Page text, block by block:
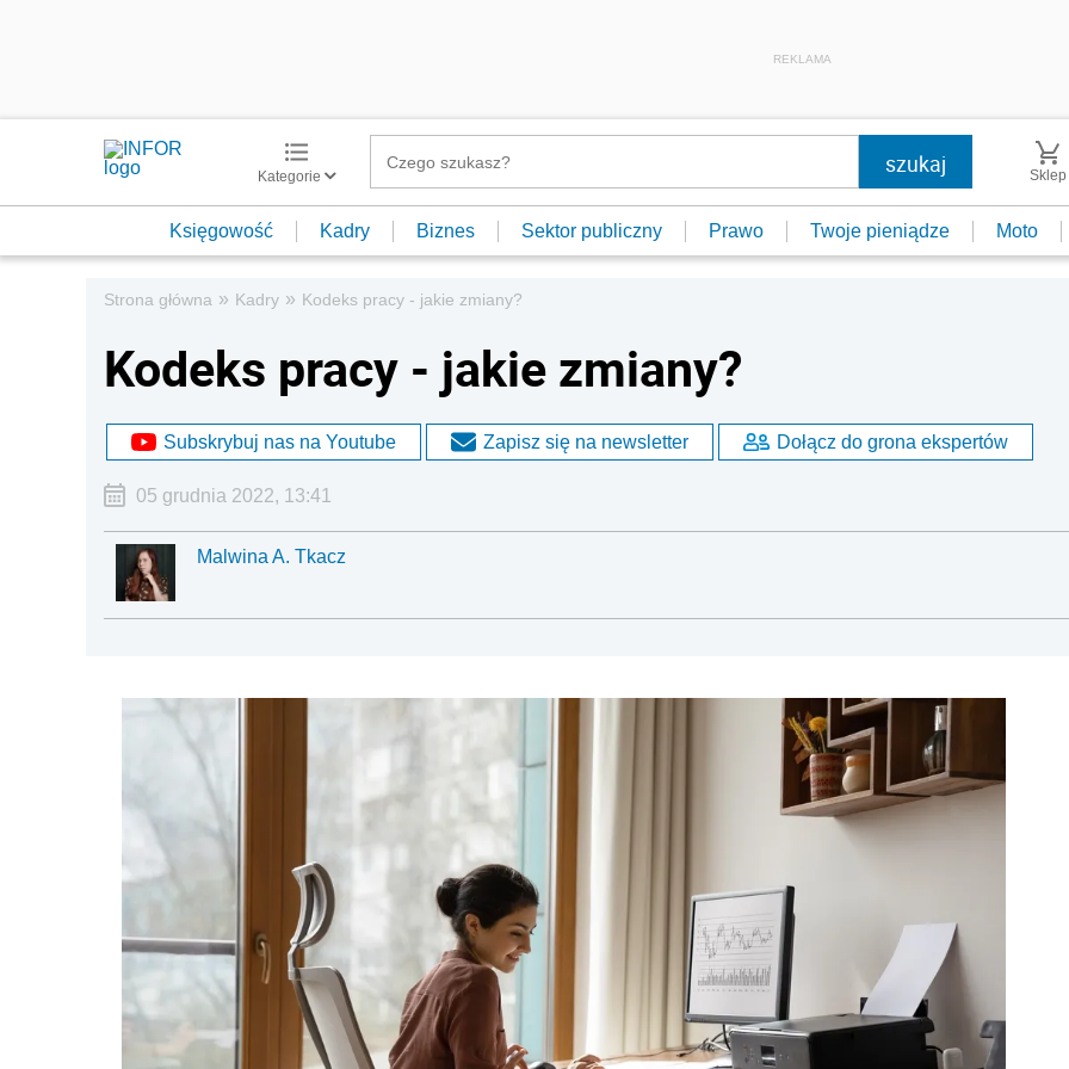
REKLAMA
Kategorie Sklep
Księgowość Kadry Biznes Sektor publiczny Prawo Twoje pieniądze Moto
Strona główna » Kadry » Kodeks pracy - jakie zmiany?
Kodeks pracy - jakie zmiany?
Subskrybuj nas na Youtube Zapisz się na newsletter Dołącz do grona ekspertów
05 grudnia 2022, 13:41
Malwina A. Tkacz